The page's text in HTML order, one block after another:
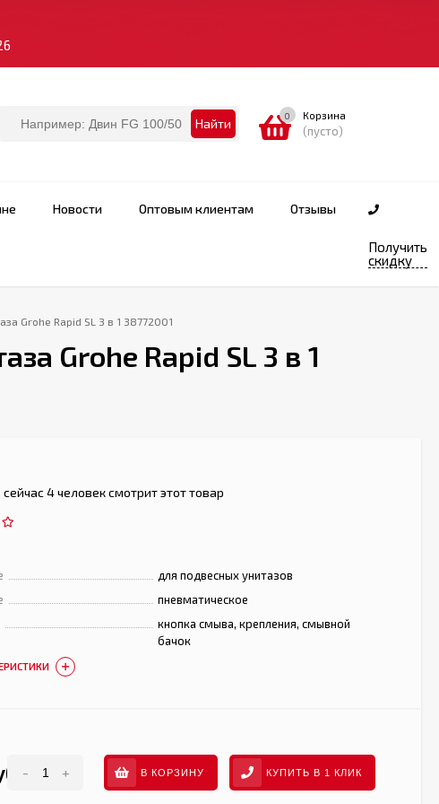
Найти 0 Корзина
(пусто)
Новости Оптовым клиентам Отзывы
Получить
скидку
Grohe Rapid SL 3 в 1 38772001
Grohe Rapid SL 3 в 1
4 человек смотрит этот товар
для подвесных унитазов
пневматическое
кнопка смыва, крепления, смывной
бачок
- + В КОРЗИНУ КУПИТЬ В 1 КЛИК